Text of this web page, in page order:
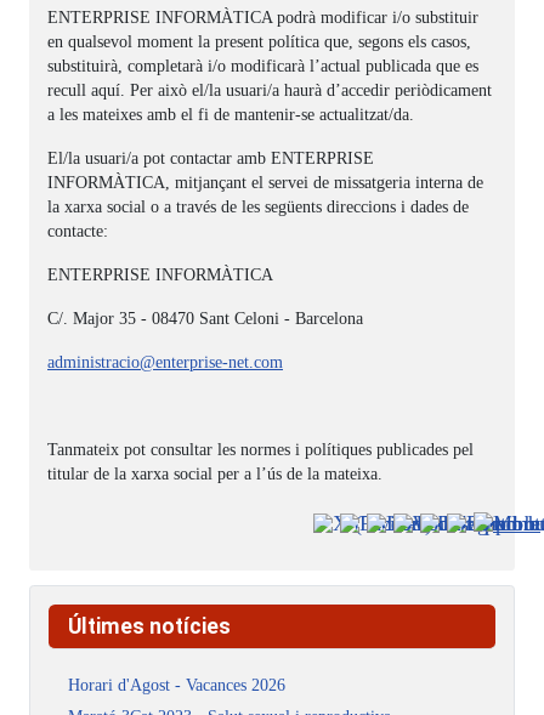
ENTERPRISE INFORMÀTICA podrà modificar i/o substituir
en qualsevol moment la present política que, segons els casos,
substituirà, completarà i/o modificarà l’actual publicada que es
recull aquí. Per això el/la usuari/a haurà d’accedir periòdicament
a les mateixes amb el fi de mantenir-se actualitzat/da.
El/la usuari/a pot contactar amb ENTERPRISE
INFORMÀTICA, mitjançant el servei de missatgeria interna de
la xarxa social o a través de les següents direccions i dades de
contacte:
ENTERPRISE INFORMÀTICA
C/. Major 35 - 08470 Sant Celoni - Barcelona
administracio@enterprise-net.com
Tanmateix pot consultar les normes i polítiques publicades pel
titular de la xarxa social per a l’ús de la mateixa.
Últimes notícies
Horari d'Agost - Vacances 2026